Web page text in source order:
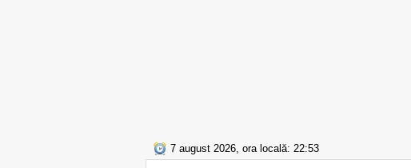
7 august 2026, ora locală: 22:53